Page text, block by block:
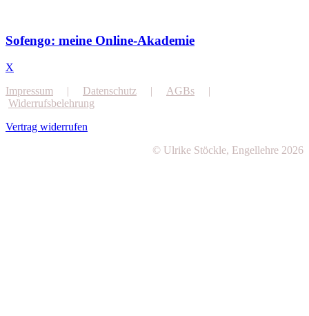
Sofengo: meine Online-Akademie
X
Impressum | Datenschutz | AGBs |
Widerrufsbelehrung
Vertrag widerrufen
© Ulrike Stöckle, Engellehre 2026